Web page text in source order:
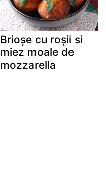
Brioșe cu roșii si
miez moale de
mozzarella